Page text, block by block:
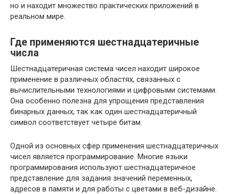
но и находит множество практических приложений в
реальном мире.
Где применяются шестнадцатеричные
числа
Шестнадцатеричная система чисел находит широкое
применение в различных областях, связанных с
вычислительными технологиями и цифровыми системами.
Она особенно полезна для упрощения представления
бинарных данных, так как один шестнадцатеричный
символ соответствует четыре битам.
Одной из основных сфер применения шестнадцатеричных
чисел является программирование. Многие языки
программирования используют шестнадцатеричное
представление для задания значений переменных,
адресов в памяти и для работы с цветами в веб-дизайне.